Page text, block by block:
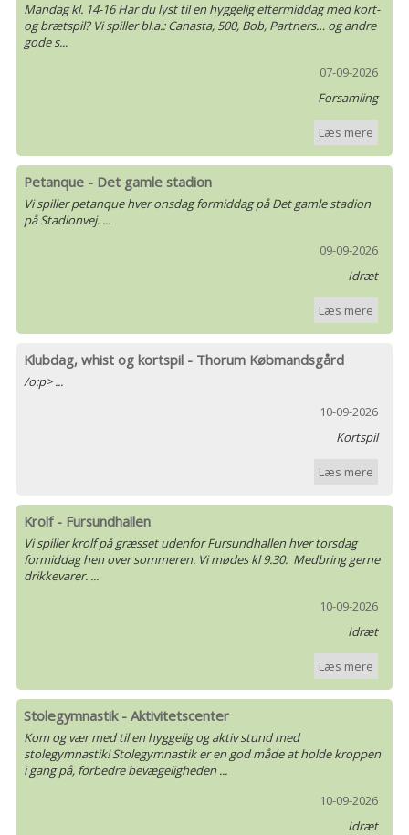
Mandag kl. 14-16 Har du lyst til en hyggelig eftermiddag med kort-
og brætspil? Vi spiller bl.a.: Canasta, 500, Bob, Partners… og andre
gode s...
07-09-2026
Forsamling
Læs mere
Petanque - Det gamle stadion
Vi spiller petanque hver onsdag formiddag på Det gamle stadion
på Stadionvej. ...
09-09-2026
Idræt
Læs mere
Klubdag, whist og kortspil - Thorum Købmandsgård
/o:p> ...
10-09-2026
Kortspil
Læs mere
Krolf - Fursundhallen
Vi spiller krolf på græsset udenfor Fursundhallen hver torsdag
formiddag hen over sommeren. Vi mødes kl 9.30. Medbring gerne
drikkevarer. ...
10-09-2026
Idræt
Læs mere
Stolegymnastik - Aktivitetscenter
Kom og vær med til en hyggelig og aktiv stund med
stolegymnastik! Stolegymnastik er en god måde at holde kroppen
i gang på, forbedre bevægeligheden ...
10-09-2026
Idræt